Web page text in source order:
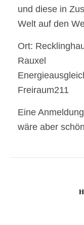
und diese in
Welt auf den
Ort:
Rauxel
Freiraum211
Eine
wäre aber